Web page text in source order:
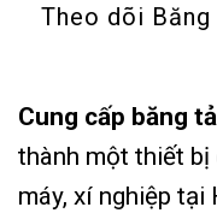
Theo dõi
Cung cấp băng
thành một thiết bị
máy, xí nghiệp